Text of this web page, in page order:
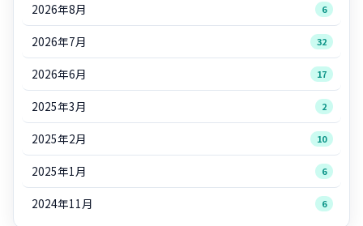
2026年8月 6
2026年7月 32
2026年6月 17
2025年3月 2
2025年2月 10
2025年1月 6
2024年11月 6